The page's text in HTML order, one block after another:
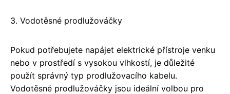
3. Vodotěsné prodlužováčky
Pokud potřebujete napájet elektrické přístroje venku
nebo v prostředí s vysokou vlhkostí, je důležité
použít správný typ prodlužovacího kabelu.
Vodotěsné prodlužováčky jsou ideální volbou pro